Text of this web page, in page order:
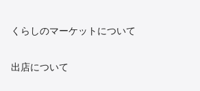
くらしのマーケットについて
出店について